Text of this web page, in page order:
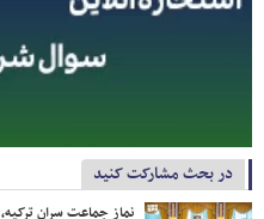
در بحث مشارکت کنید
نماز جماعت سران